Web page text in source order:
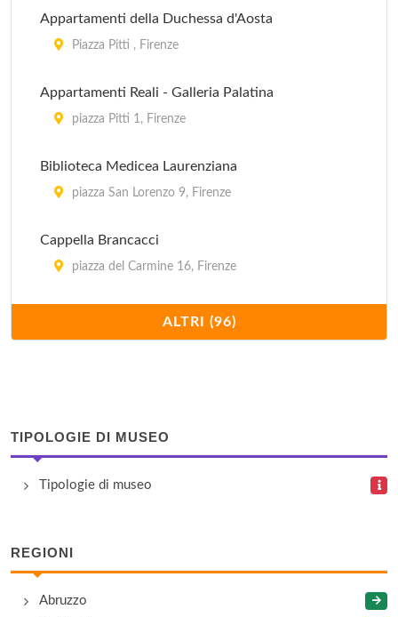
Appartamenti della Duchessa d'Aosta
Piazza Pitti , Firenze
Appartamenti Reali - Galleria Palatina
piazza Pitti 1, Firenze
Biblioteca Medicea Laurenziana
piazza San Lorenzo 9, Firenze
Cappella Brancacci
piazza del Carmine 16, Firenze
Casa - Museo Rodolfo Siviero
lungarno Serristori 1/3, Firenze
Casa del Boccaccio
via Boccaccio 18, Certaldo
Casa Museo di Ferruccio Busoni
ALTRI (96)
TIPOLOGIE DI MUSEO
Tipologie di museo
REGIONI
Abruzzo